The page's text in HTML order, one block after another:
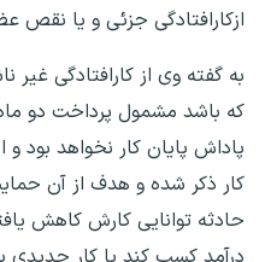
ازکارافتادگی جزئی و یا نقص
به گفته وی از کارافتادگی
که باشد مشمول پرداخت دو
پاداش پایان کار نخواهد بود و
کار ذکر شده و هدف از آن
حادثه توانایی کارش کاهش